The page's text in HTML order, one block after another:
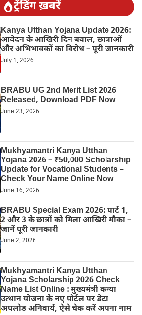
ट्रेंडिंग ख़बरें
Kanya Utthan Yojana Update 2026:
आवेदन के आखिरी दिन बवाल, छात्राओं
और अभिभावकों का विरोध – पूरी जानकारी
July 1, 2026
BRABU UG 2nd Merit List 2026
Released, Download PDF Now
June 23, 2026
Mukhyamantri Kanya Utthan
Yojana 2026 – ₹50,000 Scholarship
Update for Vocational Students –
Check Your Name Online Now
June 16, 2026
BRABU Special Exam 2026: पार्ट 1,
2 और 3 के छात्रों को मिला आखिरी मौका –
जानें पूरी जानकारी
June 2, 2026
Mukhyamantri Kanya Utthan
Yojana Scholarship 2026 Check
Name List Online : मुख्यमंत्री कन्या
उत्थान योजना के नए पोर्टल पर डेटा
अपलोड अनिवार्य, ऐसे चेक करें अपना नाम